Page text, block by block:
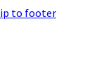
to footer